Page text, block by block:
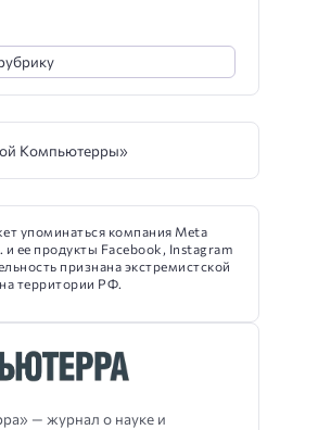
— журнал о науке и
Компьютерры»
упоминаться компания Meta
и ее продукты Facebook, Instagram
признана экстремистской
территории РФ.